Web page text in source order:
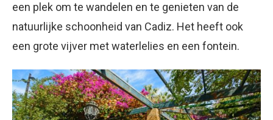
een plek om te wandelen en te genieten van de
natuurlijke schoonheid van Cadiz. Het heeft ook
een grote vijver met waterlelies en een fontein.